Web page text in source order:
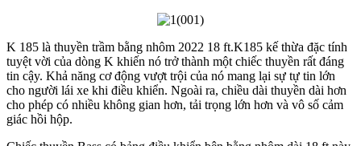
K 185 là thuyền trầm bằng nhôm 2022 18 ft.K185 kế thừa đặc tính
tuyệt vời của dòng K khiến nó trở thành một chiếc thuyền rất đáng
tin cậy. Khả năng cơ động vượt trội của nó mang lại sự tự tin lớn
cho người lái xe khi điều khiển. Ngoài ra, chiều dài thuyền dài hơn
cho phép có nhiều không gian hơn, tải trọng lớn hơn và vô số cảm
giác hồi hộp.